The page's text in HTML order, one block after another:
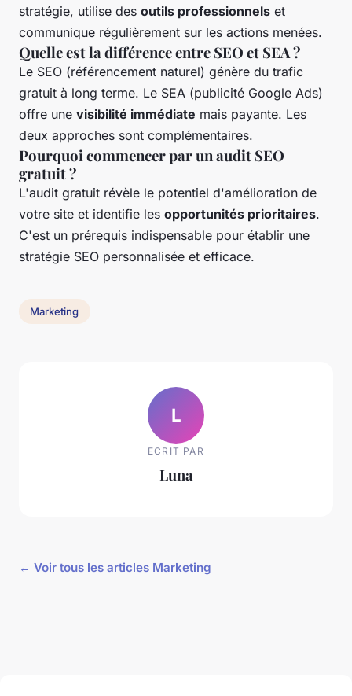
stratégie, utilise des outils professionnels et
communique régulièrement sur les actions menées.
Quelle est la différence entre SEO et SEA ?
Le SEO (référencement naturel) génère du trafic
gratuit à long terme. Le SEA (publicité Google Ads)
offre une visibilité immédiate mais payante. Les
deux approches sont complémentaires.
Pourquoi commencer par un audit SEO
gratuit ?
L'audit gratuit révèle le potentiel d'amélioration de
votre site et identifie les opportunités prioritaires.
C'est un prérequis indispensable pour établir une
stratégie SEO personnalisée et efficace.
Marketing
L
ECRIT PAR
Luna
← Voir tous les articles Marketing